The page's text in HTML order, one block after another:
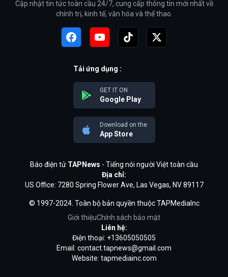
Cập nhật tin tức toàn cầu 24/7, cung cấp thông tin mới nhất về
chính trị, kinh tế, văn hóa và thể thao.
Tải ứng dụng :
GET IT ON
Google Play
Download on the
App Store
Báo điện tử TAPNews - Tiếng nói người Việt toàn cầu
Địa chỉ:
US Office: 7280 Spring Flower Ave, Las Vegas, NV 89117
© 1997-2024. Toàn bộ bản quyền thuộc TAPMediaInc
Giới thiệuChính sách bảo mật
Liên hệ:
Điện thoại: +13605050505
Email: contact.tapnews@gmail.com
Website: tapmediainc.com